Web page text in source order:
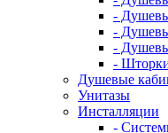
-
-
-
-
Душевые
Унитазы
Инсталляции
-